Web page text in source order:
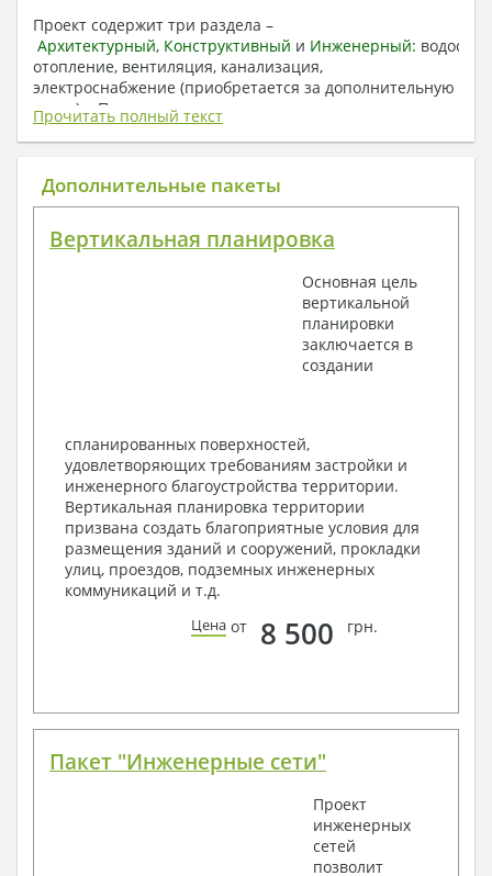
Проект содержит три раздела –
Архитектурный, Конструктивный и Инженерный:
отопление, вентиляция, канализация,
электроснабжение (приобретается за дополнительную
плату) + Пояснительная записка.
1. Архитектурный раздел:
Общие данные по проекту
Поэтажные маркировочные планы с
Разрезы и состав конструкций
Фасады с ведомостью внешних отделок
Элементы проемов – спецификация
Ведомость перемычек – сечения и
Архитектурные узлы в конструкциях
2. Конструктивный раздел:
Общие данные по проекту
Схемы расположения и расчеты фундаментов
Элементы каркаса – схемы расположения
Схема расположения перекрытий
Опоры перекрытия на стены или Узлы
Элементы кровли – схемы расположения
3. Инженерный раздел (приобретается по желанию
за дополнительную плату):
Условные обозначения с общими данными
Поэтажная система водоснабжения и
Прочитать полный текст
Дополнительные пакеты
Вертикальная планировка
Основная цель
вертикальной
планировки
заключается в
создании
спланированных поверхностей,
удовлетворяющих требованиям застройки и
инженерного благоустройства территории.
Вертикальная планировка территории
призвана создать благоприятные условия для
размещения зданий и сооружений, прокладки
улиц, проездов, подземных инженерных
коммуникаций и т.д.
Цена от 8 500 грн.
Пакет "Инженерные сети"
Проект
инженерных
сетей
позволит